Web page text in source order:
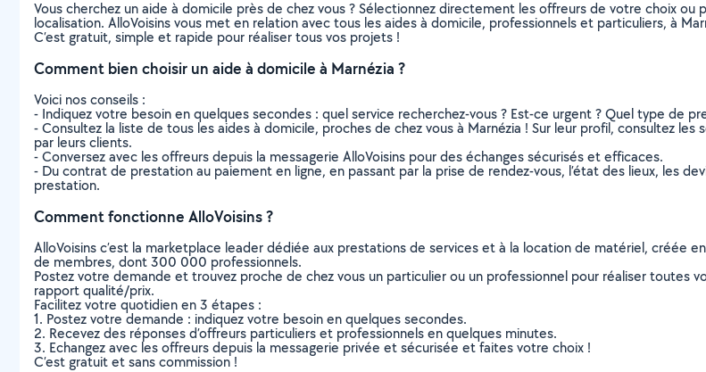
Vous cherchez un aide à domicile près de chez vous ? Sélectionnez directement les offreurs de votre choix
localisation. AlloVoisins vous met en relation avec tous les aides à domicile, professionnels et particuliers, à
C’est gratuit, simple et rapide pour réaliser tous vos projets !
Comment bien choisir un aide à domicile à Marnézia ?
Voici nos conseils :
- Indiquez votre besoin en quelques secondes : quel service recherchez-vous ? Est-ce urgent ? Quel type de
- Consultez la liste de tous les aides à domicile, proches de chez vous à Marnézia ! Sur leur profil, consultez
par leurs clients.
- Conversez avec les offreurs depuis la messagerie AlloVoisins pour des échanges sécurisés et efficaces.
- Du contrat de prestation au paiement en ligne, en passant par la prise de rendez-vous, l’état des lieux, les
prestation.
Comment fonctionne AlloVoisins ?
AlloVoisins c’est la marketplace leader dédiée aux prestations de services et à la location de matériel, créée
de membres, dont 300 000 professionnels.
Postez votre demande et trouvez proche de chez vous un particulier ou un professionnel pour réaliser toutes
rapport qualité/prix.
Facilitez votre quotidien en 3 étapes :
1. Postez votre demande : indiquez votre besoin en quelques secondes.
2. Recevez des réponses d’offreurs particuliers et professionnels en quelques minutes.
3. Echangez avec les offreurs depuis la messagerie privée et sécurisée et faites votre choix !
C’est gratuit et sans commission !